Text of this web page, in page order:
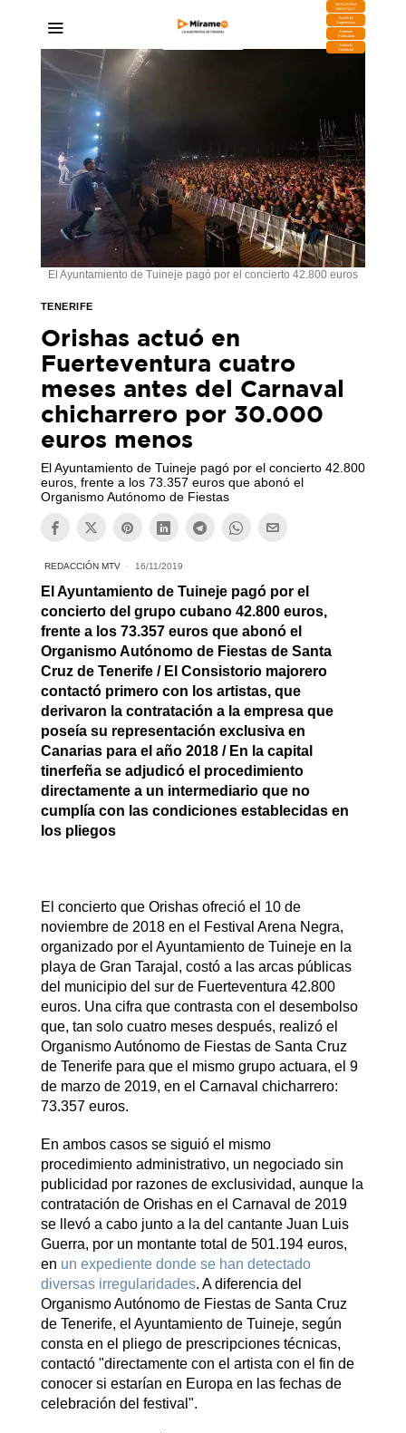
DESCARGA
MIRAPLAY
Buzón de
Sugerencias
Contratar
Publicidad
Contacto
Comercial
El Ayuntamiento de Tuineje pagó por el concierto 42.800 euros
TENERIFE
Orishas actuó en
Fuerteventura cuatro
meses antes del Carnaval
chicharrero por 30.000
euros menos
El Ayuntamiento de Tuineje pagó por el concierto 42.800
euros, frente a los 73.357 euros que abonó el
Organismo Autónomo de Fiestas
REDACCIÓN MTV 16/11/2019
El Ayuntamiento de Tuineje pagó por el
concierto del grupo cubano 42.800 euros,
frente a los 73.357 euros que abonó el
Organismo Autónomo de Fiestas de Santa
Cruz de Tenerife / El Consistorio majorero
contactó primero con los artistas, que
derivaron la contratación a la empresa que
poseía su representación exclusiva en
Canarias para el año 2018 / En la capital
tinerfeña se adjudicó el procedimiento
directamente a un intermediario que no
cumplía con las condiciones establecidas en
los pliegos
El concierto que Orishas ofreció el 10 de
noviembre de 2018 en el Festival Arena Negra,
organizado por el Ayuntamiento de Tuineje en la
playa de Gran Tarajal, costó a las arcas públicas
del municipio del sur de Fuerteventura 42.800
euros. Una cifra que contrasta con el desembolso
que, tan solo cuatro meses después, realizó el
Organismo Autónomo de Fiestas de Santa Cruz
de Tenerife para que el mismo grupo actuara, el 9
de marzo de 2019, en el Carnaval chicharrero:
73.357 euros.
En ambos casos se siguió el mismo
procedimiento administrativo, un negociado sin
publicidad por razones de exclusividad, aunque la
contratación de Orishas en el Carnaval de 2019
se llevó a cabo junto a la del cantante Juan Luis
Guerra, por un montante total de 501.194 euros,
en un expediente donde se han detectado
diversas irregularidades. A diferencia del
Organismo Autónomo de Fiestas de Santa Cruz
de Tenerife, el Ayuntamiento de Tuineje, según
consta en el pliego de prescripciones técnicas,
contactó "directamente con el artista con el fin de
conocer si estarían en Europa en las fechas de
celebración del festival".